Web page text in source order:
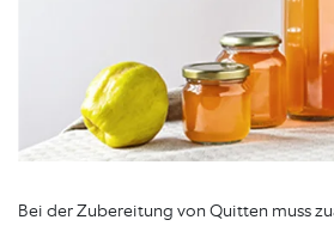
Bei der Zubereitung von Quitten muss